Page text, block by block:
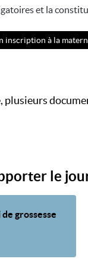
et la
inscription à la
le
grossesse